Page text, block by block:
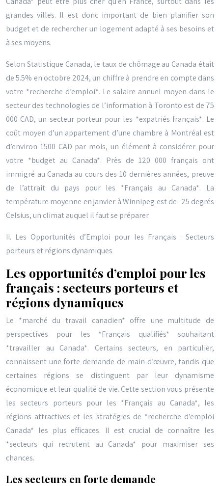
grandes villes. Il est donc important de bien planifier son
budget et de rechercher un logement adapté à ses besoins et
à ses moyens.
Selon Statistique Canada, le taux de chômage au Canada était
de 5.5% en octobre 2024, un chiffre à prendre en compte dans
votre *recherche d’emploi*. Le salaire annuel moyen dans le
secteur des technologies de l’information à Toronto est de 75
000 CAD, un secteur porteur pour les *expatriés français*. Le
coût moyen d’un appartement d’une chambre à Montréal est
d’environ 1500 CAD par mois, un élément à considérer pour
votre *budget au Canada*. Près de 120 000 français ont
immigré au Canada au cours des 10 dernières années, preuve
de l’attrait du pays pour les *Français au Canada*. La
température moyenne en janvier à Winnipeg est de -25 degrés
Celsius, un climat auquel il faut se préparer.
II. Les Opportunités d’Emploi pour les Français : Secteurs
porteurs et régions dynamiques
Les opportunités d’emploi pour les
français : secteurs porteurs et
régions dynamiques
Le *marché du travail canadien* offre une multitude de
perspectives pour les *Français qualifiés* souhaitant
*travailler au Canada*. Certains secteurs, en particulier,
connaissent une forte demande de main-d’œuvre, tandis que
certaines régions se distinguent par leur dynamisme
économique et leur qualité de vie. Cette section vous présente
les secteurs porteurs pour les *Français au Canada*, les
régions attractives et les stratégies de *recherche d’emploi
Canada* les plus efficaces. Il est crucial de connaître les
*secteurs qui recrutent au Canada* pour maximiser ses
chances.
Les secteurs en forte demande